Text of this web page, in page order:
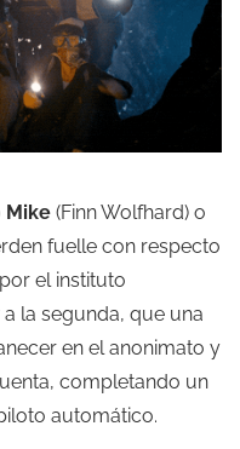
Mike (Finn Wolfhard) o
fuelle con respecto
el instituto
la segunda, que una
en el anonimato y
completando un
automático.